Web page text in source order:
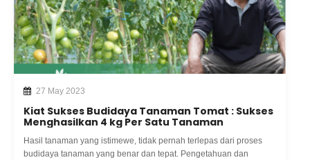
27 May 2023
Kiat Sukses Budidaya Tanaman Tomat : Sukses
Menghasilkan 4 kg Per Satu Tanaman
Hasil tanaman yang istimewe, tidak pernah terlepas dari proses
budidaya tanaman yang benar dan tepat. Pengetahuan dan